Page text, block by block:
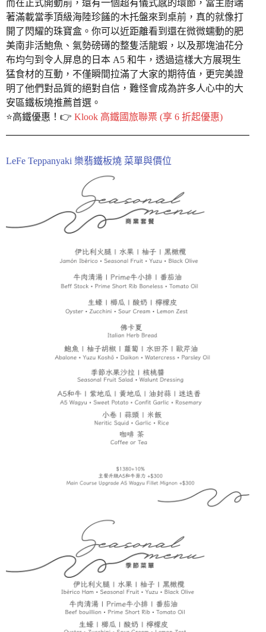
而在正式開動前，還有一個超有儀式感的環節，當主廚端
著滿載當季頂級海陸珍饈的木托盤來到桌前，真的就像打
開了閃耀的珠寶盒。你可以近距離看到還在微微蠕動的肥
美南非活鮑魚、氣勢磅礡的整隻活龍蝦，以及那塊油花分
布均勻到令人屏息的日本 A5 和牛，透過這樣大方展現生
猛食材的互動，不僅瞬間拉滿了大家的期待值，更完美證
明了他們對品質的絕對自信，難怪會成為許多人心中的大
安區鐵板燒推薦首選。
⭐️高鐵優惠！👉 Klook 高鐵國旅聯票 (享 6 折起優惠)
LeFe Teppanyaki 樂翡鐵板燒 菜單與價位